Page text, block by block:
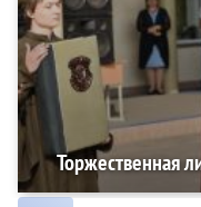
Торжественная